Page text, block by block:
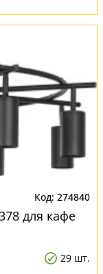
274840
для кафе
29 шт.